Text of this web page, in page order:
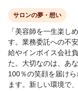
サロンの夢・想い
「美容師を一生楽し
す。業務委託への不
給やインボイス会社
た。大切なのは、あ
100％の笑顔を届け
ます。新しい環境で